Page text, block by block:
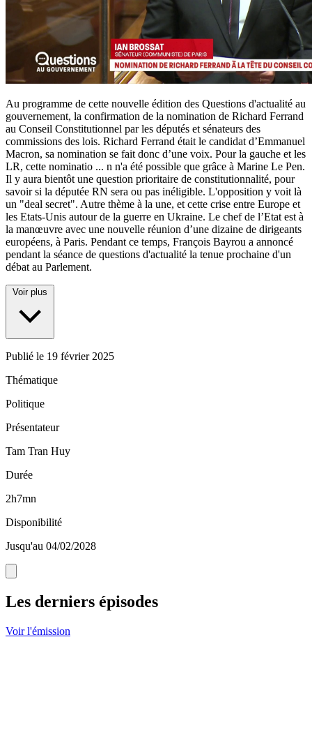
Au programme de cette nouvelle édition des Questions d'actualité au
gouvernement, la confirmation de la nomination de Richard Ferrand
au Conseil Constitutionnel par les députés et sénateurs des
commissions des lois. Richard Ferrand était le candidat d’Emmanuel
Macron, sa nomination se fait donc d’une voix. Pour la gauche et les
LR, cette nominatio ... n n'a été possible que grâce à Marine Le Pen.
Il y aura bientôt une question prioritaire de constitutionnalité, pour
savoir si la députée RN sera ou pas inéligible. L'opposition y voit là
un "deal secret". Autre thème à la une, et cette crise entre Europe et
les Etats-Unis autour de la guerre en Ukraine. Le chef de l’Etat est à
la manœuvre avec une nouvelle réunion d’une dizaine de dirigeants
européens, à Paris. Pendant ce temps, François Bayrou a annoncé
pendant la séance de questions d'actualité la tenue prochaine d'un
débat au Parlement.
Voir plus
Publié le 19 février 2025
Thématique
Politique
Présentateur
Tam Tran Huy
Durée
2h7mn
Disponibilité
Jusqu'au 04/02/2028
Les derniers épisodes
Voir l'émission